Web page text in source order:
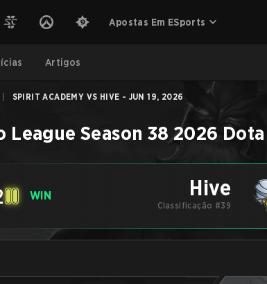
Apostas Em ESports
Artigos
SPIRIT ACADEMY VS HIVE - JUN 19, 2026
League Season 38 2026
WIN Hive
Classificação #39